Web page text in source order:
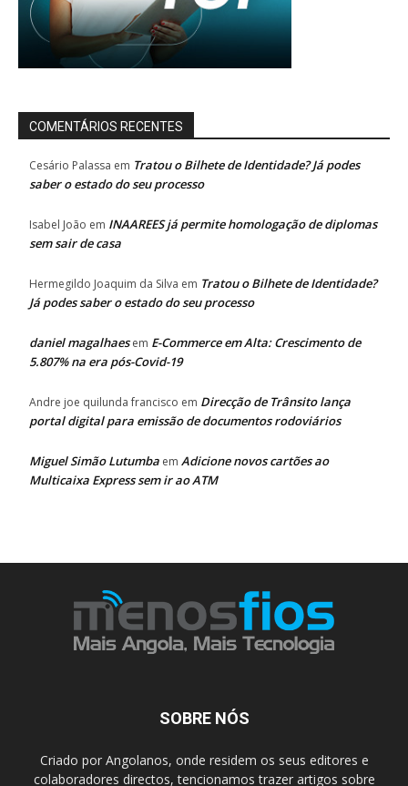
COMENTÁRIOS RECENTES
Cesário Palassa em Tratou o Bilhete de Identidade? Já podes
saber o estado do seu processo
Isabel João em INAAREES já permite homologação de diplomas
sem sair de casa
Hermegildo Joaquim da Silva em Tratou o Bilhete de Identidade?
Já podes saber o estado do seu processo
daniel magalhaesem E-Commerce em Alta: Crescimento de
5.807% na era pós-Covid-19
Andre joe quilunda francisco em Direcção de Trânsito lança
portal digital para emissão de documentos rodoviários
Miguel Simão Lutumba em Adicione novos cartões ao
Multicaixa Express sem ir ao ATM
SOBRE NÓS
Criado por Angolanos, onde residem os seus editores e
colaboradores directos, tencionamos trazer artigos sobre